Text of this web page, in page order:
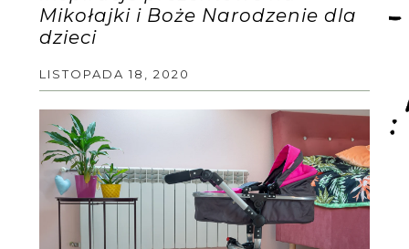
Mikołajki i Boże Narodzenie dla
dzieci
LISTOPADA 18, 2020